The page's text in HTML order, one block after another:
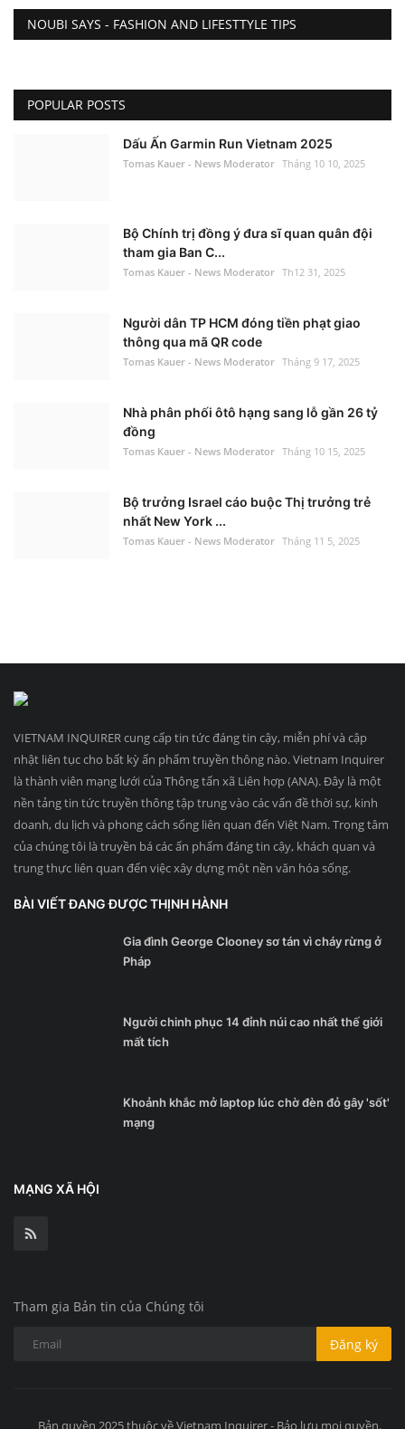
NOUBI SAYS - FASHION AND LIFESTTYLE TIPS
POPULAR POSTS
Dấu Ấn Garmin Run Vietnam 2025
Tomas Kauer - News Moderator Tháng 10 10, 2025
Bộ Chính trị đồng ý đưa sĩ quan quân đội
tham gia Ban C...
Tomas Kauer - News Moderator Th12 31, 2025
Người dân TP HCM đóng tiền phạt giao
thông qua mã QR code
Tomas Kauer - News Moderator Tháng 9 17, 2025
Nhà phân phối ôtô hạng sang lỗ gần 26 tỷ
đồng
Tomas Kauer - News Moderator Tháng 10 15, 2025
Bộ trưởng Israel cáo buộc Thị trưởng trẻ
nhất New York ...
Tomas Kauer - News Moderator Tháng 11 5, 2025
VIETNAM INQUIRER cung cấp tin tức đáng tin cậy, miễn phí và cập
nhật liên tục cho bất kỳ ấn phẩm truyền thông nào. Vietnam Inquirer
là thành viên mạng lưới của Thông tấn xã Liên hợp (ANA). Đây là một
nền tảng tin tức truyền thông tập trung vào các vấn đề thời sự, kinh
doanh, du lịch và phong cách sống liên quan đến Việt Nam. Trọng tâm
của chúng tôi là truyền bá các ấn phẩm đáng tin cậy, khách quan và
trung thực liên quan đến việc xây dựng một nền văn hóa sống.
BÀI VIẾT ĐANG ĐƯỢC THỊNH HÀNH
Gia đình George Clooney sơ tán vì cháy rừng ở
Pháp
Người chinh phục 14 đỉnh núi cao nhất thế giới
mất tích
Khoảnh khắc mở laptop lúc chờ đèn đỏ gây 'sốt'
mạng
MẠNG XÃ HỘI
Tham gia Bản tin của Chúng tôi
Đăng ký
Bản quyền 2025 thuộc về Vietnam Inquirer - Bảo lưu mọi quyền.